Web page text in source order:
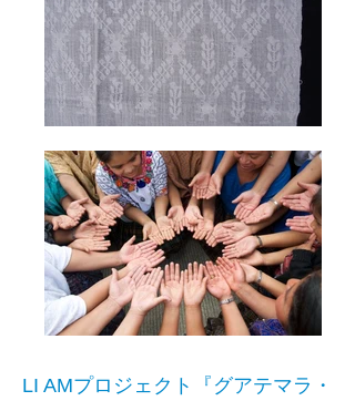
LI AMプロジェクト『グアテマラ・